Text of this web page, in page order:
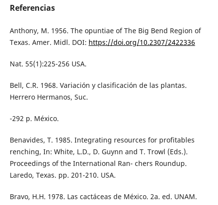
Referencias
Anthony, M. 1956. The opuntiae of The Big Bend Region of
Texas. Amer. Midl. DOI: https://doi.org/10.2307/2422336
Nat. 55(1):225-256 USA.
Bell, C.R. 1968. Variación y clasificación de las plantas.
Herrero Hermanos, Suc.
-292 p. México.
Benavides, T. 1985. Integrating resources for profitables
renching, In: White, L.D., D. Guynn and T. Trowl (Eds.).
Proceedings of the International Ran- chers Roundup.
Laredo, Texas. pp. 201-210. USA.
Bravo, H.H. 1978. Las cactáceas de México. 2a. ed. UNAM.